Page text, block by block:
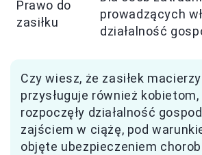
Prawo do
zasiłku
prowadzących
działalność
Czy wiesz, że zasiłek
przysługuje również
rozpoczęły działalność
zajściem w ciążę, pod
objęte ubezpieczeniem